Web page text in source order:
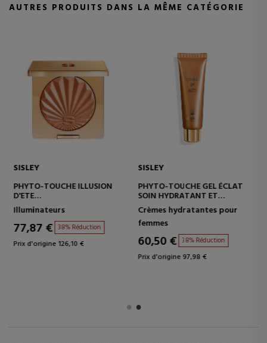
AUTRES PRODUITS DANS LA MÊME CATÉGORIE
SISLEY
PHYTO-TOUCHE GEL ÉCLAT
SOIN HYDRATANT ET
PROTECTEUR AVEC
MAQUILLAGE
Crèmes hydratantes pour
femmes
60,50 € 38% Réduction
SISLEY
L'ORCHIDÉE HIGHLIGHTER
GEL POUDRE ILLUMINATEUR
Illuminateurs
77,87 €
Prix d'origine 126,10 €